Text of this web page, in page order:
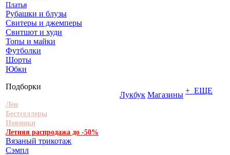
Платья
Рубашки и блузы
Свитеры и джемперы
Свитшот и худи
Топы и майки
Футболки
Шорты
Юбки
Подборки
Лён
Бестселлеры
Новинки
Летняя распродажа до -50%
Вязаный трикотаж
Сэмпл
Лукбук Магазины + ЕЩЕ